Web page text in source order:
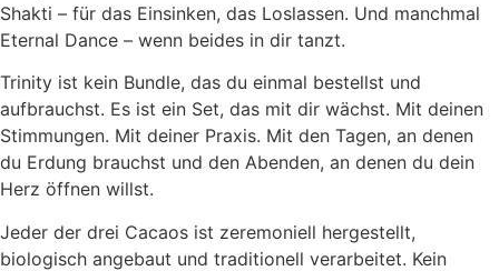
Shakti – für das Einsinken, das Loslassen. Und manchmal
Eternal Dance – wenn beides in dir tanzt.
Trinity ist kein Bundle, das du einmal bestellst und
aufbrauchst. Es ist ein Set, das mit dir wächst. Mit deinen
Stimmungen. Mit deiner Praxis. Mit den Tagen, an denen
du Erdung brauchst und den Abenden, an denen du dein
Herz öffnen willst.
Jeder der drei Cacaos ist zeremoniell hergestellt,
biologisch angebaut und traditionell verarbeitet. Kein